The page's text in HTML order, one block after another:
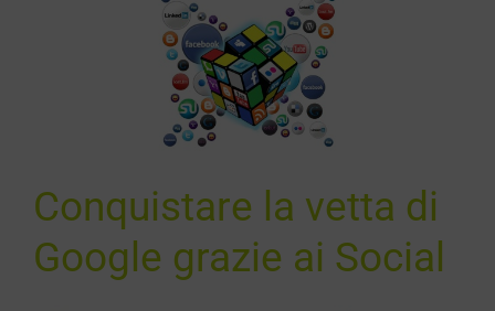
Conquistare la vetta di
Google grazie ai Social